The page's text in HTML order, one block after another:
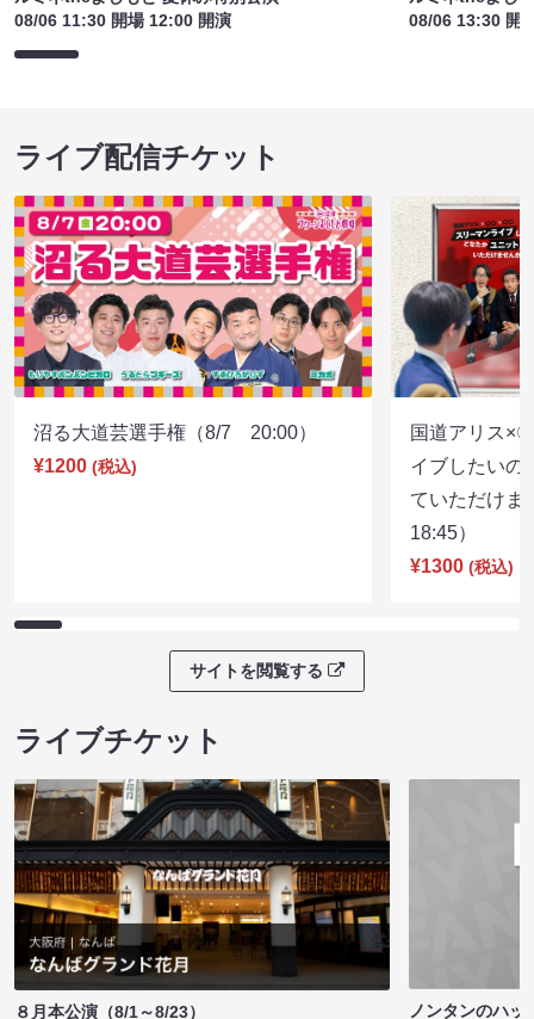
08/06 11:30 開場 12:00 開演
08/06 13:30 開
ライブ配信チケット
沼る大道芸選手権（8/7 20:00）
¥1200 (税込)
国道アリス×
イブしたいの
ていただけ
18:45）
¥1300 (税込)
サイトを閲覧する
ライブチケット
８月本公演（8/1～8/23）
ノンタンのハッ